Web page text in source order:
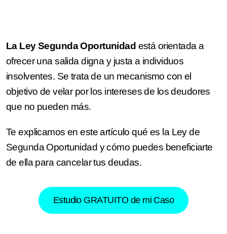
La Ley Segunda Oportunidad está orientada a
ofrecer una salida digna y justa a individuos
insolventes. Se trata de un mecanismo con el
objetivo de velar por los intereses de los deudores
que no pueden más.
Te explicamos en este artículo qué es la Ley de
Segunda Oportunidad y cómo puedes beneficiarte
de ella para cancelar tus deudas.
Estudio GRATUITO de mi Caso